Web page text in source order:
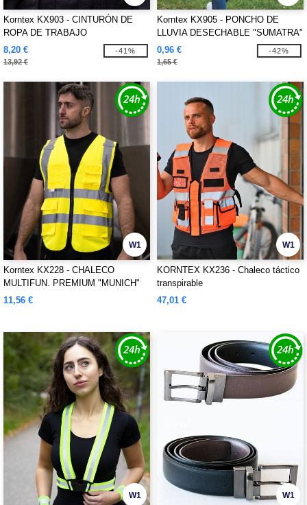
Korntex KX903 - CINTURÓN DE
ROPA DE TRABAJO
8,20 €
13,92 €
-41%
Korntex KX905 - PONCHO DE
LLUVIA DESECHABLE "SUMATRA"
0,96 €
1,65 €
-42%
W1
Korntex KX228 - CHALECO
MULTIFUN. PREMIUM "MUNICH"
11,56 €
W1
KORNTEX KX236 - Chaleco táctico
transpirable
47,01 €
W1 W1